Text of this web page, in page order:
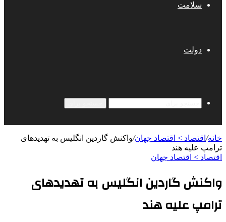
سلامت
دولت
خانه/ اقتصاد > اقتصاد جهان/واکنش گاردین انگلیس به تهدیدهای
ترامپ علیه هند
اقتصاد > اقتصاد جهان
واکنش گاردین انگلیس به تهدیدهای
ترامپ علیه هند